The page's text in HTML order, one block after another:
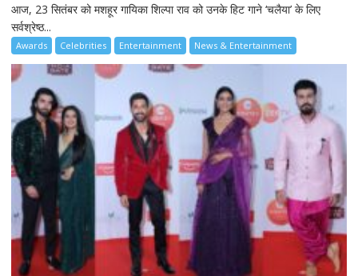
आज, 23 सितंबर को मशहूर गायिका शिल्पा राव को उनके हिट गाने ‘चलैया’ के लिए
सर्वश्रेष्ठ...
Awards Celebrities Entertainment News & Entertainment